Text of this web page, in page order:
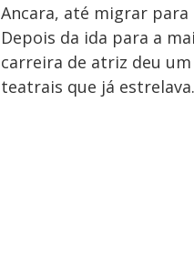
Ancara, até migrar para
Depois da ida para a
carreira de atriz deu
teatrais que já estrelava.